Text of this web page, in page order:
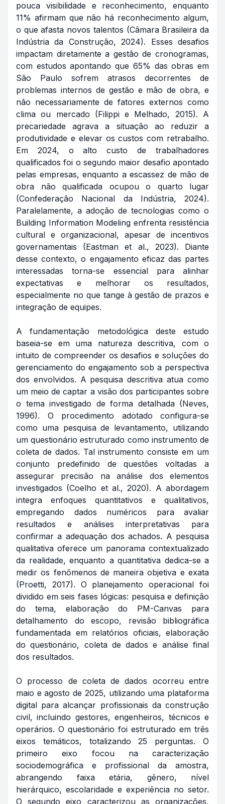
pouca visibilidade e reconhecimento, enquanto
11% afirmam que não há reconhecimento algum,
o que afasta novos talentos (Câmara Brasileira da
Indústria da Construção, 2024). Esses desafios
impactam diretamente a gestão de cronogramas,
com estudos apontando que 65% das obras em
São Paulo sofrem atrasos decorrentes de
problemas internos de gestão e mão de obra, e
não necessariamente de fatores externos como
clima ou mercado (Filippi e Melhado, 2015). A
precariedade agrava a situação ao reduzir a
produtividade e elevar os custos com retrabalho.
Em 2024, o alto custo de trabalhadores
qualificados foi o segundo maior desafio apontado
pelas empresas, enquanto a escassez de mão de
obra não qualificada ocupou o quarto lugar
(Confederação Nacional da Indústria, 2024).
Paralelamente, a adoção de tecnologias como o
Building Information Modeling enfrenta resistência
cultural e organizacional, apesar de incentivos
governamentais (Eastman et al., 2023). Diante
desse contexto, o engajamento eficaz das partes
interessadas torna-se essencial para alinhar
expectativas e melhorar os resultados,
especialmente no que tange à gestão de prazos e
integração de equipes.
A fundamentação metodológica deste estudo
baseia-se em uma natureza descritiva, com o
intuito de compreender os desafios e soluções do
gerenciamento do engajamento sob a perspectiva
dos envolvidos. A pesquisa descritiva atua como
um meio de captar a visão dos participantes sobre
o tema investigado de forma detalhada (Neves,
1996). O procedimento adotado configura-se
como uma pesquisa de levantamento, utilizando
um questionário estruturado como instrumento de
coleta de dados. Tal instrumento consiste em um
conjunto predefinido de questões voltadas a
assegurar precisão na análise dos elementos
investigados (Coelho et al., 2020). A abordagem
integra enfoques quantitativos e qualitativos,
empregando dados numéricos para avaliar
resultados e análises interpretativas para
confirmar a adequação dos achados. A pesquisa
qualitativa oferece um panorama contextualizado
da realidade, enquanto a quantitativa dedica-se a
medir os fenômenos de maneira objetiva e exata
(Proetti, 2017). O planejamento operacional foi
dividido em seis fases lógicas: pesquisa e definição
do tema, elaboração do PM-Canvas para
detalhamento do escopo, revisão bibliográfica
fundamentada em relatórios oficiais, elaboração
do questionário, coleta de dados e análise final
dos resultados.
O processo de coleta de dados ocorreu entre
maio e agosto de 2025, utilizando uma plataforma
digital para alcançar profissionais da construção
civil, incluindo gestores, engenheiros, técnicos e
operários. O questionário foi estruturado em três
eixos temáticos, totalizando 25 perguntas. O
primeiro eixo focou na caracterização
sociodemográfica e profissional da amostra,
abrangendo faixa etária, gênero, nível
hierárquico, escolaridade e experiência no setor.
O segundo eixo caracterizou as organizações,